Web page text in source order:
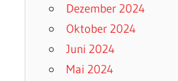
Dezember 2024
Oktober 2024
Juni 2024
Mai 2024